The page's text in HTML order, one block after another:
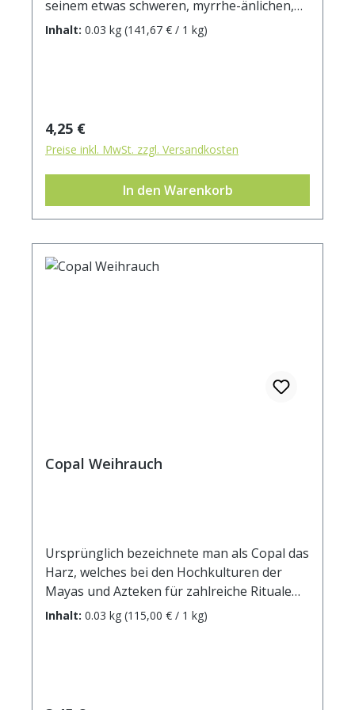
einem alten Brauch. Man hat das Kraut in
die Schuhe gelegt, damit die Füße nicht
seinem etwas schweren, myrrhe-änlichen,
pinienartigem Duft entfaltet seine Stärke
durch langsames verglimmen.
Inhalt: 0.03 kg (141,67 € / 1 kg)
Regulärer Preis:
4,25 €
Preise inkl. MwSt. zzgl. Versandkosten
In den Warenkorb
Copal Weihrauch
Ursprünglich bezeichnete man als Copal das
Harz, welches bei den Hochkulturen der
Mayas und Azteken für zahlreiche Rituale
verwendet wurde. Es ist ein Sammelbegriff
für unterschiedliche gelbe, goldene bis
Es hat einen leichten und frischen Duft mit
Inhalt: 0.03 kg (115,00 € / 1 kg)